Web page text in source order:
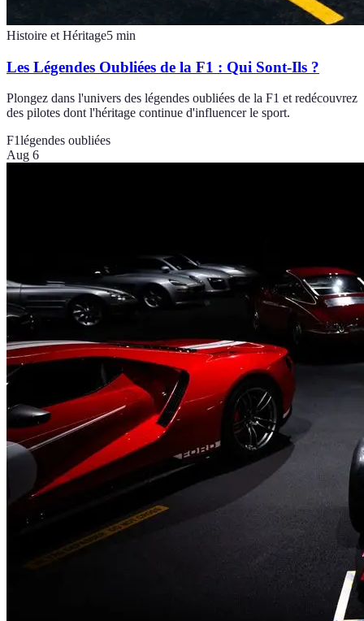
Histoire et Héritage5 min
Les Légendes Oubliées de la F1 : Qui Sont-Ils ?
Plongez dans l'univers des légendes oubliées de la F1 et redécouvrez
des pilotes dont l'héritage continue d'influencer le sport.
F1légendes oubliées
Aug 6